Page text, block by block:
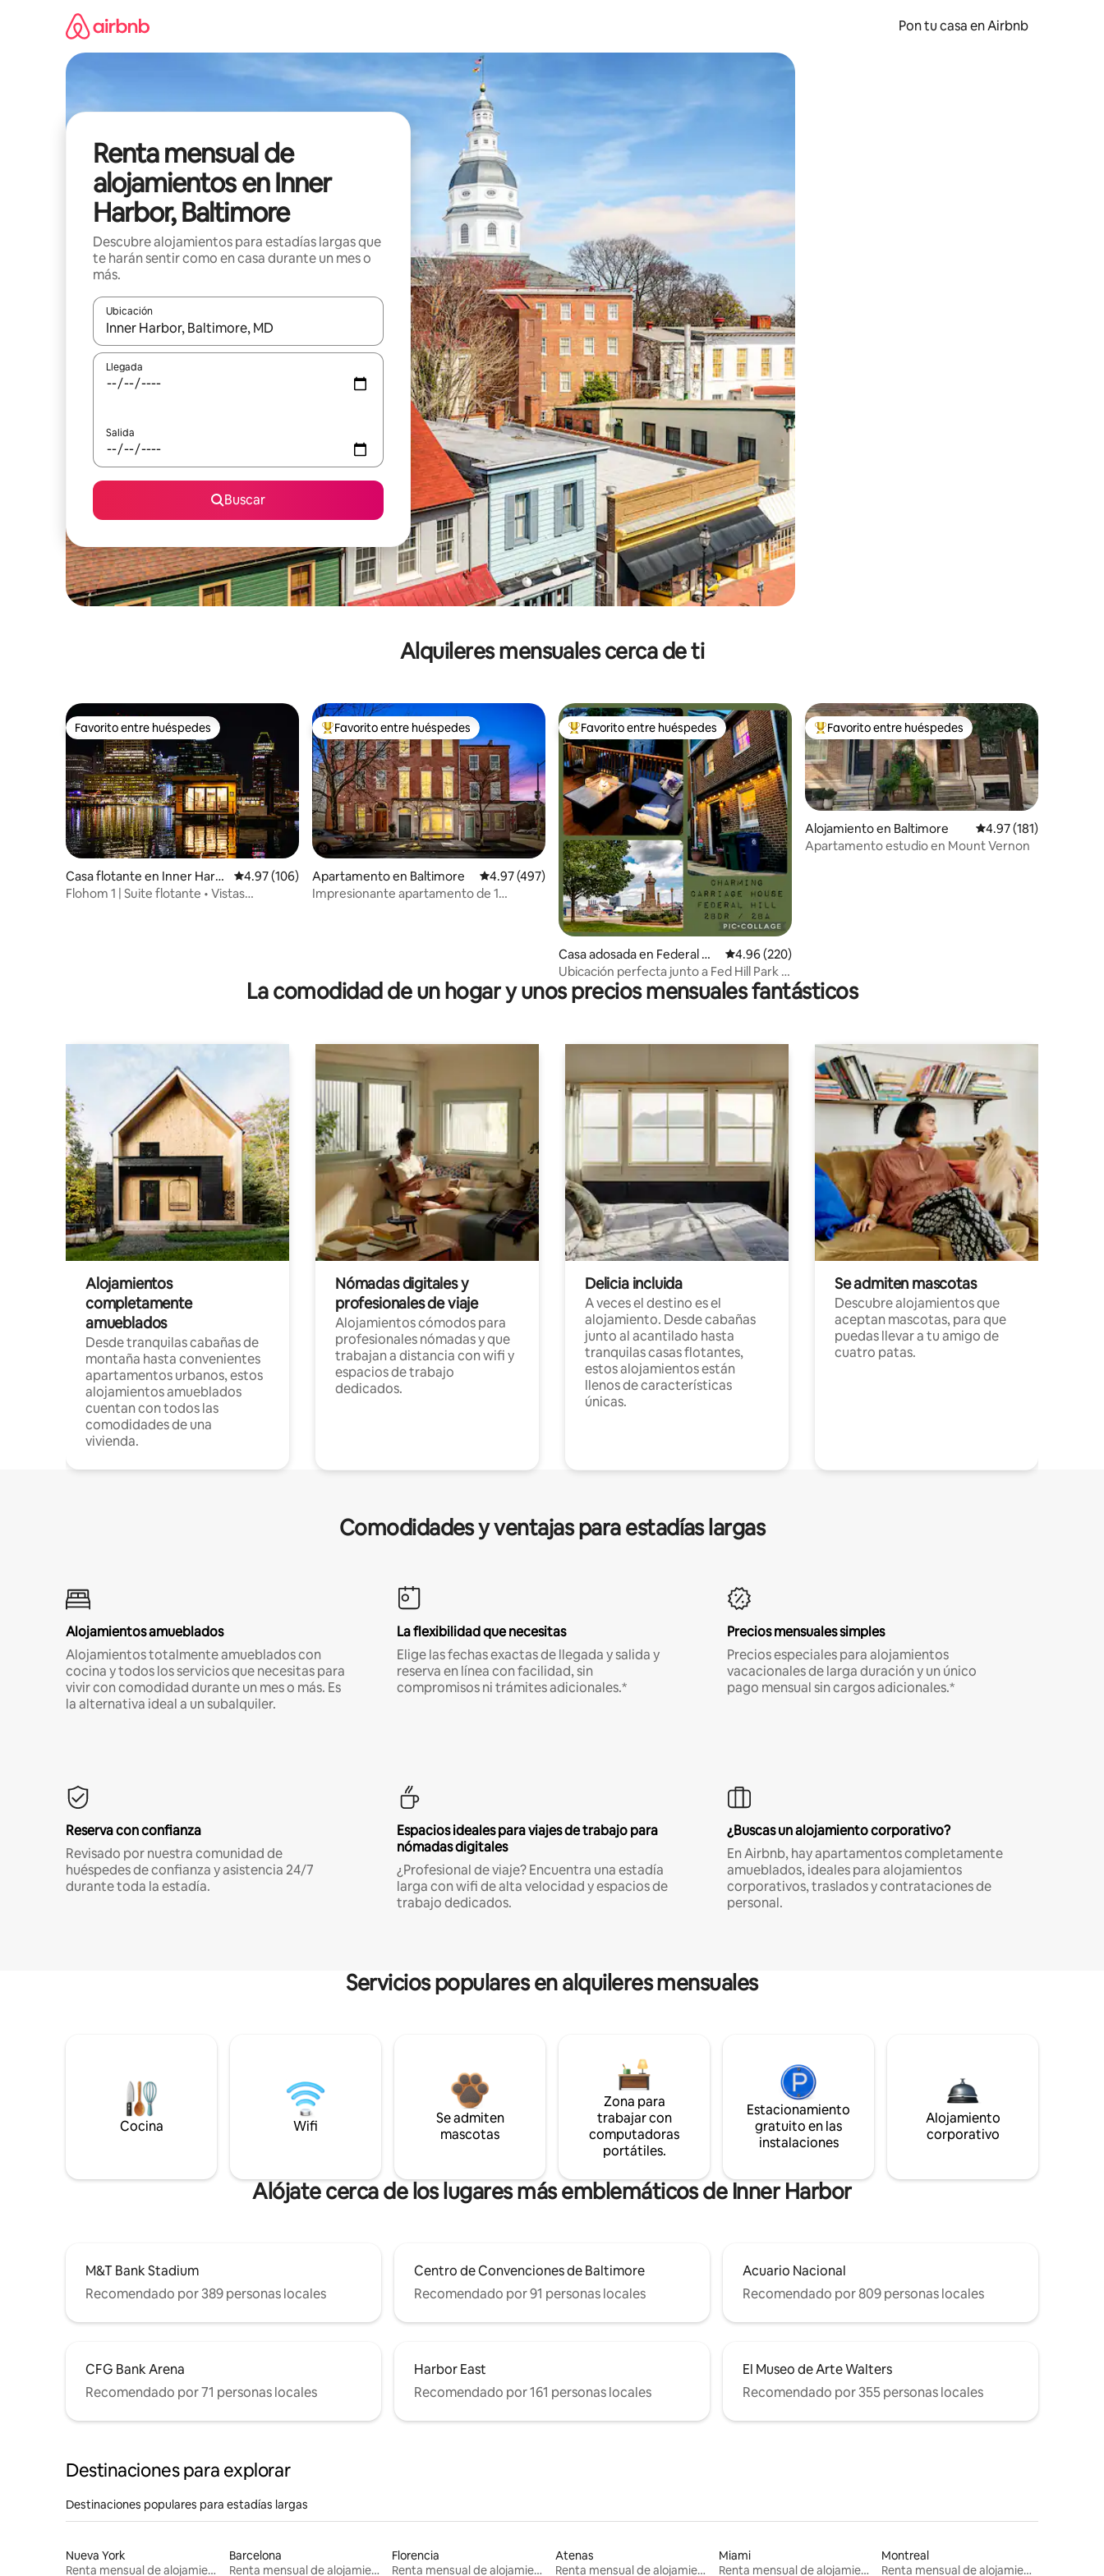
Pon tu casa en Airbnb
Renta mensual de
alojamientos en Inner
Harbor, Baltimore
Descubre alojamientos para estadías largas que
te harán sentir como en casa durante un mes o
más.
Ubicación
Cuando los resultados estén disponibles, navega con las teclas de flecha hacia arriba y hacia abajo o explora con el tacto o desliza el dedo.
Llegada
Salida
Buscar
Alquileres mensuales cerca de ti
Favorito entre huéspedes
Favorito entre huéspedes
Casa flotante en Inner Harb
or
Calificación promedio: 4.97 de 5, 106 reseñas
4.97 (106)
Flohom 1 | Suite flotante • Vistas
Favorito entre huéspedes preferido
Favorito entre huéspedes
Apartamento en Baltimore Calificación promedio: 4.97 de 5, 497 reseñas
4.97 (497)
Impresionante apartamento de 1
Favorito entre huéspedes preferido
Favorito entre huéspedes
Casa adosada en Federal Hill
- Montgomery
Calificación promedio: 4.96 de 5, 220 reseñas
4.96 (220)
Ubicación perfecta junto a Fed Hill Park 2
dormitorios/2,5 baños
Favorito entre huéspedes preferido
Favorito entre huéspedes
Alojamiento en Baltimore Calificación promedio:
4.97 (181)
Apartamento estudio en Mount Vernon
La comodidad de un hogar y unos precios mensuales fantásticos
Alojamientos
completamente
amueblados
Desde tranquilas cabañas de
montaña hasta convenientes
apartamentos urbanos, estos
alojamientos amueblados
cuentan con todos las
comodidades de una
vivienda.
Nómadas digitales y
profesionales de viaje
Alojamientos cómodos para
profesionales nómadas y que
trabajan a distancia con wifi y
espacios de trabajo
dedicados.
Delicia incluida
A veces el destino es el
alojamiento. Desde cabañas
junto al acantilado hasta
tranquilas casas flotantes,
estos alojamientos están
llenos de características
únicas.
Se admiten mascotas
Descubre alojamientos que
aceptan mascotas, para que
puedas llevar a tu amigo de
cuatro patas.
Comodidades y ventajas para estadías largas
Alojamientos amueblados
Alojamientos totalmente amueblados con
cocina y todos los servicios que necesitas para
vivir con comodidad durante un mes o más. Es
la alternativa ideal a un subalquiler.
La flexibilidad que necesitas
Elige las fechas exactas de llegada y salida y
reserva en línea con facilidad, sin
compromisos ni trámites adicionales.*
Precios mensuales simples
Precios especiales para alojamientos
vacacionales de larga duración y un único
pago mensual sin cargos adicionales.*
Reserva con confianza
Revisado por nuestra comunidad de
huéspedes de confianza y asistencia 24/7
durante toda la estadía.
Espacios ideales para viajes de trabajo para
nómadas digitales
¿Profesional de viaje? Encuentra una estadía
larga con wifi de alta velocidad y espacios de
trabajo dedicados.
¿Buscas un alojamiento corporativo?
En Airbnb, hay apartamentos completamente
amueblados, ideales para alojamientos
corporativos, traslados y contrataciones de
personal.
Servicios populares en alquileres mensuales
Cocina Wifi
Se admiten
mascotas
Zona para
trabajar con
computadoras
portátiles.
Estacionamiento
gratuito en las
instalaciones
Alojamiento
corporativo
Alójate cerca de los lugares más emblemáticos de Inner Harbor
M&T Bank Stadium
Recomendado por 389 personas locales
Centro de Convenciones de Baltimore
Recomendado por 91 personas locales
Acuario Nacional
Recomendado por 809 personas locales
CFG Bank Arena
Recomendado por 71 personas locales
Harbor East
Recomendado por 161 personas locales
El Museo de Arte Walters
Recomendado por 355 personas locales
Destinaciones para explorar
Destinaciones populares para estadías largas
Nueva York
Renta mensual de alojamientos
Barcelona
Renta mensual de alojamientos
Florencia
Renta mensual de alojamientos
Atenas
Renta mensual de alojamientos
Miami
Renta mensual de alojamientos
Montreal
Renta mensual de alojamientos